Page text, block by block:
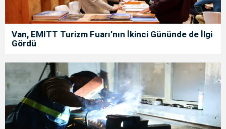
Van, EMITT Turizm Fuarı’nın İkinci Gününde de İlgi
Gördü